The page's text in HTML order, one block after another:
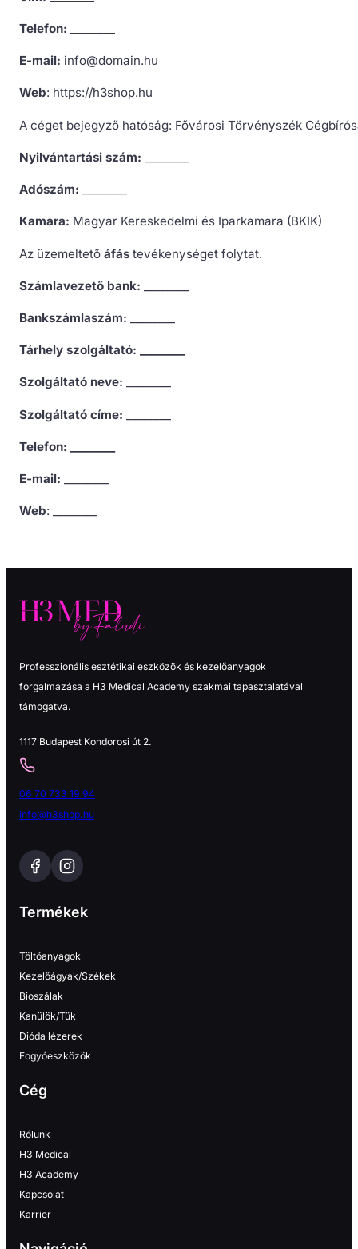
Telefon:
E-mail: info@domain.hu
Web: https://h3shop.hu
A céget bejegyző hatóság: Fővárosi Törvényszék
Nyilvántartási szám:
Adószám:
Kamara: Magyar Kereskedelmi és Iparkamara (BKIK)
Az üzemeltető áfás tevékenységet folytat.
Számlavezető bank:
Bankszámlaszám:
Tárhely szolgáltató: ________
Szolgáltató neve:
Szolgáltató címe:
Telefon: ________
E-mail:
Web: ________
Professzionális esztétikai eszközök és kezelőanyagok
forgalmazása a H3 Medical Academy szakmai tapasztalatával
támogatva.
1117 Budapest Kondorosi út 2.
06 70 733 19 94
info@h3shop.hu
Termékek
Töltőanyagok
Kezelőágyak/Székek
Bioszálak
Kanülök/Tűk
Dióda lézerek
Fogyóeszközök
Cég
Rólunk
H3 Medical
H3 Academy
Kapcsolat
Karrier